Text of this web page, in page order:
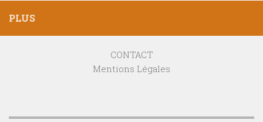
PLUS
CONTACT
Mentions Légales